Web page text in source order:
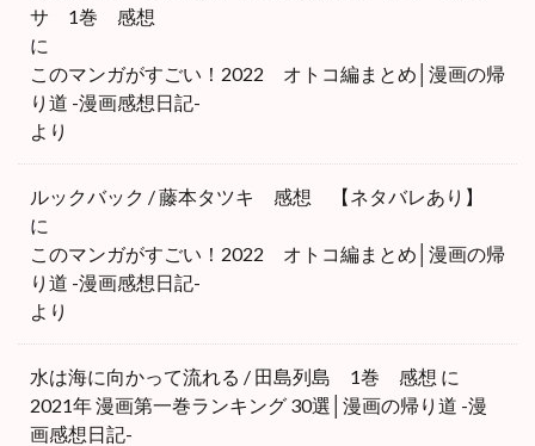
サ 1巻 感想
に
このマンガがすごい！2022 オトコ編まとめ│漫画の帰
り道 -漫画感想日記-
より
ルックバック / 藤本タツキ 感想 【ネタバレあり】
に
このマンガがすごい！2022 オトコ編まとめ│漫画の帰
り道 -漫画感想日記-
より
水は海に向かって流れる / 田島列島 1巻 感想 に
2021年 漫画第一巻ランキング 30選│漫画の帰り道 -漫
画感想日記-